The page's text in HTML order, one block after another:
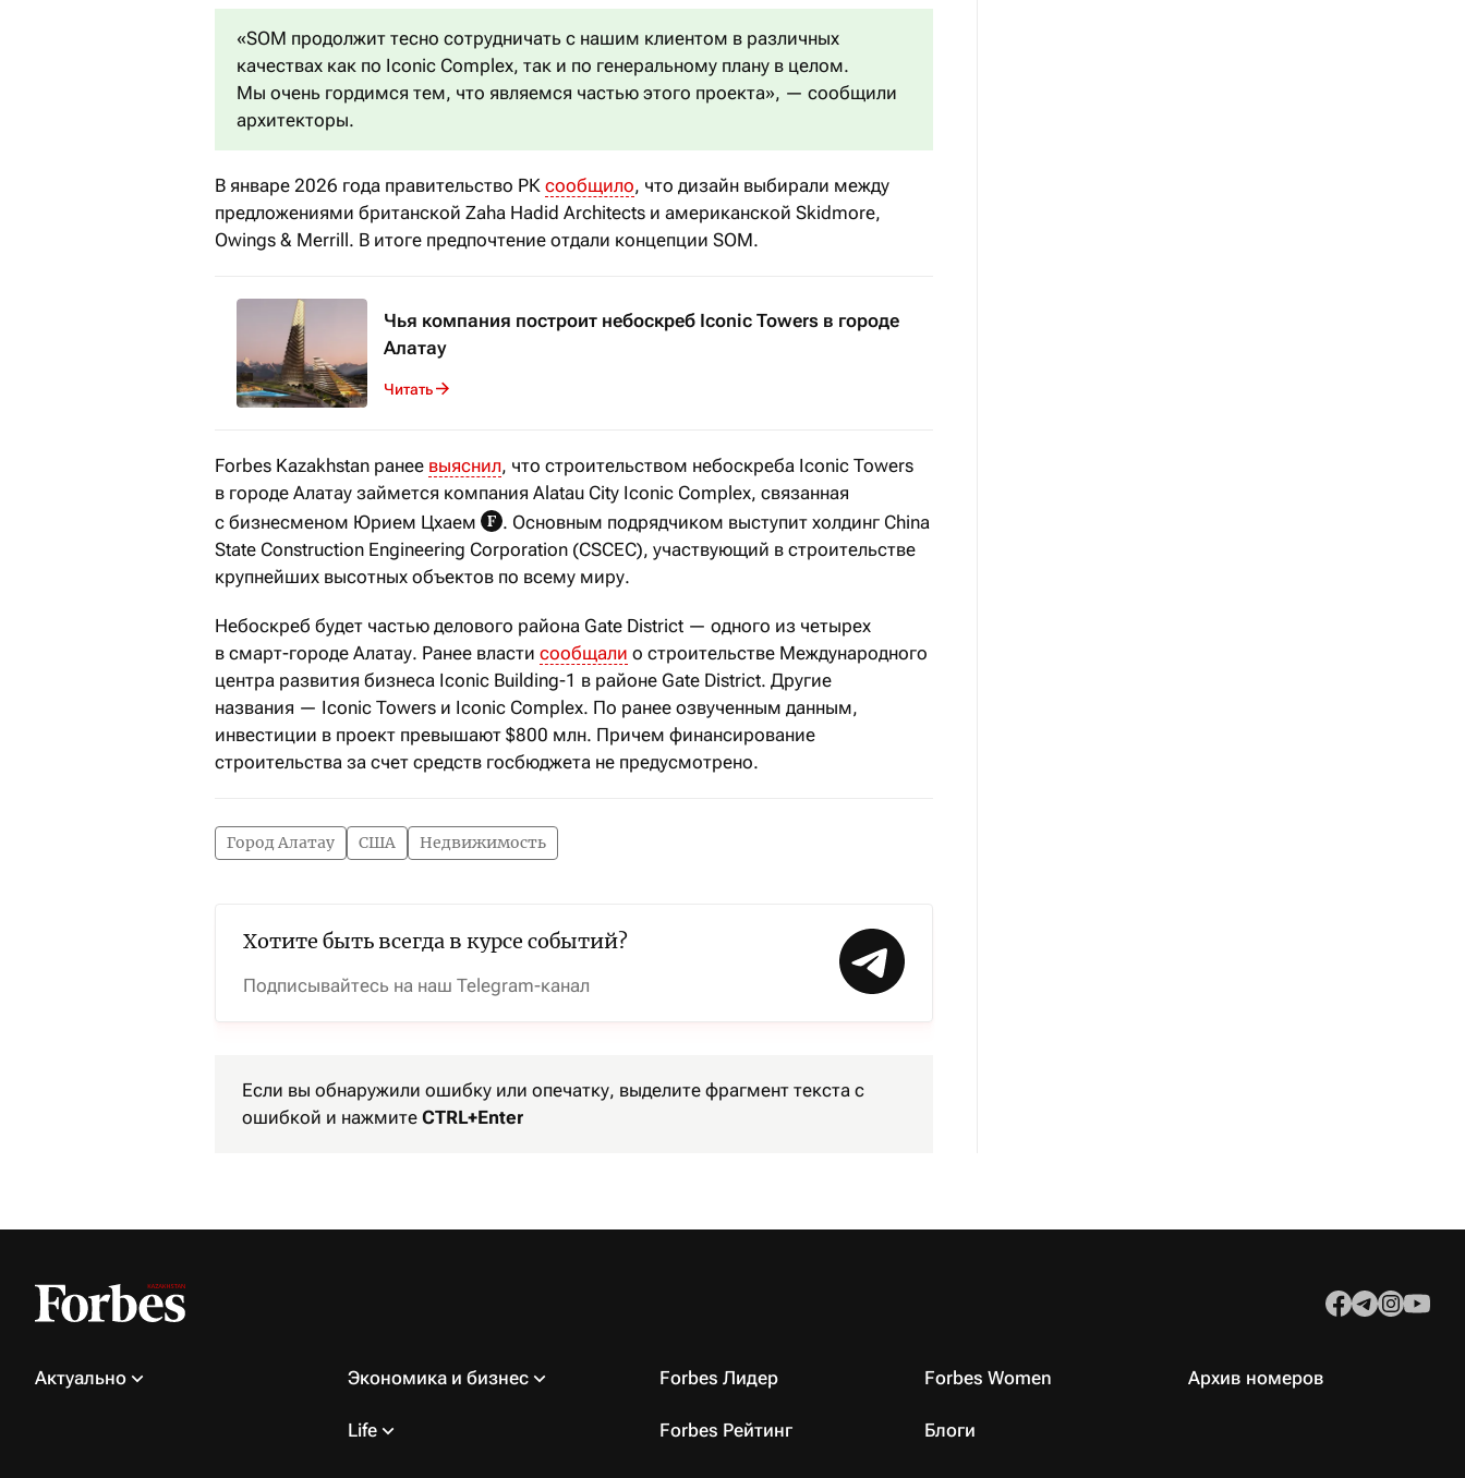
«SOM продолжит тесно сотрудничать с нашим клиентом в различных
качествах как по Iconic Complex, так и по генеральному плану в целом.
Мы очень гордимся тем, что являемся частью этого проекта», — сообщили
архитекторы.
В январе 2026 года правительство РК сообщило, что дизайн выбирали между
предложениями британской Zaha Hadid Architects и американской Skidmore,
Owings & Merrill. В итоге предпочтение отдали концепции SOM.
Чья компания построит небоскреб Iconic Towers в городе
Алатау
Читать
Forbes Kazakhstan ранее выяснил, что строительством небоскреба Iconic Towers
в городе Алатау займется компания Alatau City Iconic Complex, связанная
с бизнесменом Юрием Цхаем
. Основным подрядчиком выступит холдинг China
State Construction Engineering Corporation (CSCEC), участвующий в строительстве
крупнейших высотных объектов по всему миру.
Небоскреб будет частью делового района Gate District — одного из четырех
в смарт-городе Алатау. Ранее власти сообщали о строительстве Международного
центра развития бизнеса Iconic Building-1 в районе Gate District. Другие
названия — Iconic Towers и Iconic Complex. По ранее озвученным данным,
инвестиции в проект превышают $800 млн. Причем финансирование
строительства за счет средств госбюджета не предусмотрено.
Город Алатау США Недвижимость
Хотите быть всегда в курсе событий?
Подписывайтесь на наш Telegram-канал
Если вы обнаружили ошибку или опечатку, выделите фрагмент текста с
ошибкой и нажмите CTRL+Enter
Актуально Экономика и бизнес
Life
Forbes Лидер
Forbes Рейтинг
Forbes Women
Блоги
Архив номеров